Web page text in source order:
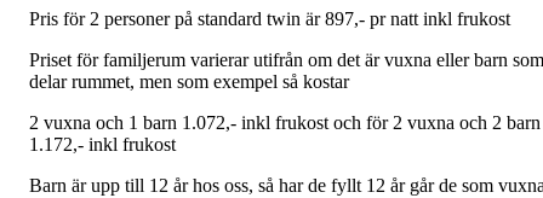
Pris för 2 personer på standard twin är 897,- pr natt inkl frukost
Priset för familjerum varierar utifrån om det är vuxna eller barn som
delar rummet, men som exempel så kostar
2 vuxna och 1 barn 1.072,- inkl frukost och för 2 vuxna och 2 barn
1.172,- inkl frukost
Barn är upp till 12 år hos oss, så har de fyllt 12 år går de som